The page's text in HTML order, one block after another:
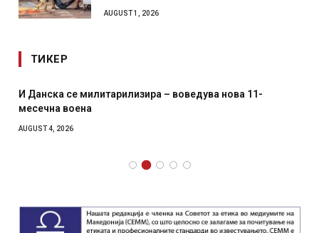
AUGUST 1, 2026
ТИКЕР
И Данска се милитарилизира – воведува нова 11-
месечна воена
AUGUST 4, 2026